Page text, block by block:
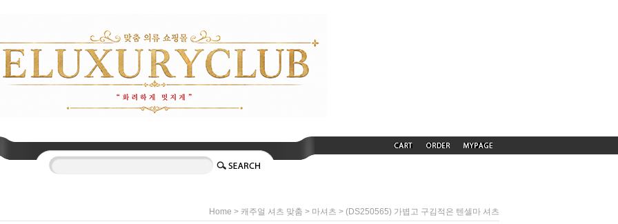
Home > 캐주얼 셔츠 맞춤 > 마셔츠 > (DS250565) 가볍고 구김적은 텐셀마 셔츠